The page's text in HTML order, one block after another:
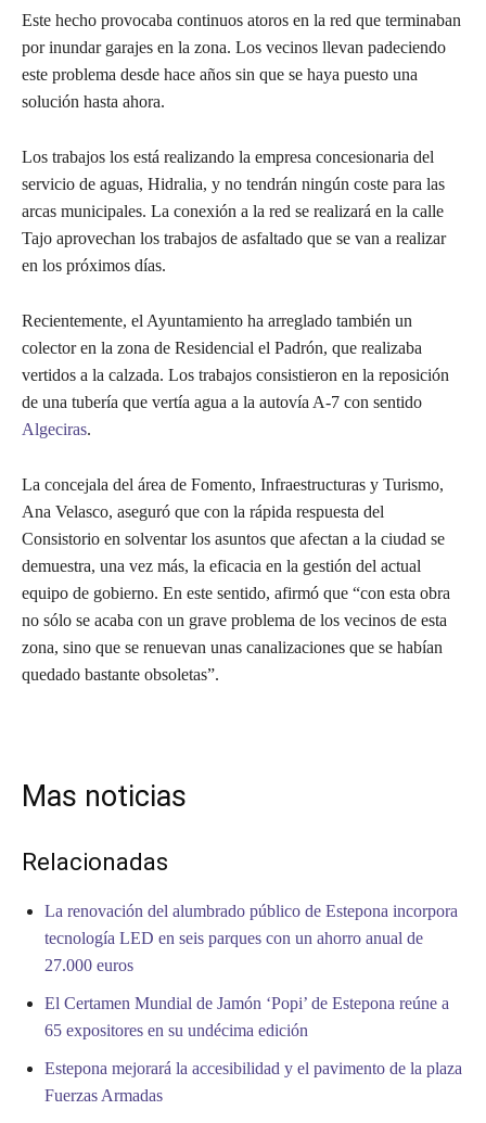
Este hecho provocaba continuos atoros en la red que terminaban
por inundar garajes en la zona. Los vecinos llevan padeciendo
este problema desde hace años sin que se haya puesto una
solución hasta ahora.
Los trabajos los está realizando la empresa concesionaria del
servicio de aguas, Hidralia, y no tendrán ningún coste para las
arcas municipales. La conexión a la red se realizará en la calle
Tajo aprovechan los trabajos de asfaltado que se van a realizar
en los próximos días.
Recientemente, el Ayuntamiento ha arreglado también un
colector en la zona de Residencial el Padrón, que realizaba
vertidos a la calzada. Los trabajos consistieron en la reposición
de una tubería que vertía agua a la autovía A-7 con sentido
Algeciras.
La concejala del área de Fomento, Infraestructuras y Turismo,
Ana Velasco, aseguró que con la rápida respuesta del
Consistorio en solventar los asuntos que afectan a la ciudad se
demuestra, una vez más, la eficacia en la gestión del actual
equipo de gobierno. En este sentido, afirmó que “con esta obra
no sólo se acaba con un grave problema de los vecinos de esta
zona, sino que se renuevan unas canalizaciones que se habían
quedado bastante obsoletas”.
Mas noticias
Relacionadas
La renovación del alumbrado público de Estepona incorpora
tecnología LED en seis parques con un ahorro anual de
27.000 euros
El Certamen Mundial de Jamón ‘Popi’ de Estepona reúne a
65 expositores en su undécima edición
Estepona mejorará la accesibilidad y el pavimento de la plaza
Fuerzas Armadas